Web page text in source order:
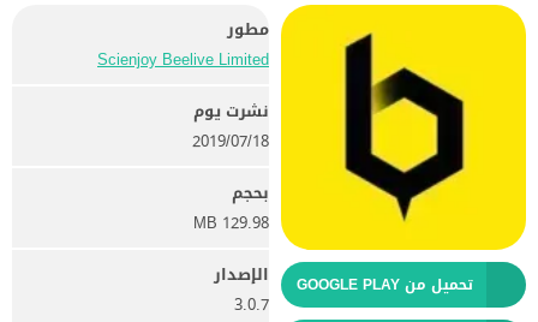
تحميل من GOOGLE PLAY
مطور
Scienjoy Beelive Limited
نشرت يوم
18‏/07‏/2019
بحجم
129.98 MB
الإصدار
3.0.7